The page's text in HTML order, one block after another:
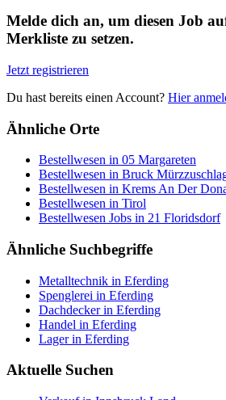
Melde dich an, um diesen Job
Merkliste zu setzen.
Jetzt registrieren
Du hast bereits einen Account? Hier
Ähnliche Orte
Bestellwesen in 05 Margareten
Bestellwesen in Bruck
Bestellwesen in Krems An Der
Bestellwesen in Tirol
Bestellwesen Jobs in 21 Floridsdorf
Ähnliche Suchbegriffe
Metalltechnik in Eferding
Spenglerei in Eferding
Dachdecker in Eferding
Handel in Eferding
Lager in Eferding
Aktuelle Suchen